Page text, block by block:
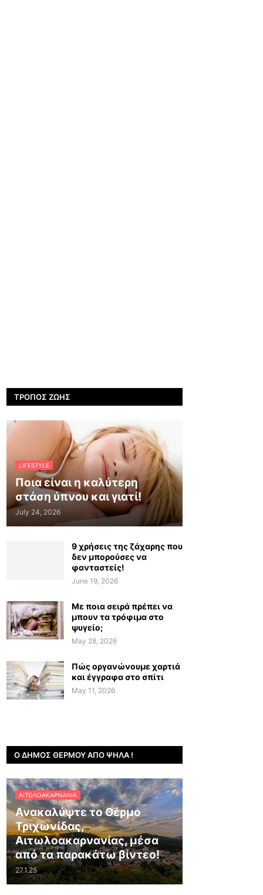
ΤΡΌΠΟΣ ΖΩΉΣ
LIFESTYLE
Ποια είναι η καλύτερη
στάση ύπνου και γιατί!
July 24, 2026
9 χρήσεις της ζάχαρης που
δεν μπορούσες να
φανταστείς!
June 19, 2026
Με ποια σειρά πρέπει να
μπουν τα τρόφιμα στο
ψυγείο;
May 28, 2026
Πώς οργανώνουμε χαρτιά
και έγγραφα στο σπίτι
May 11, 2026
Ο ΔΉΜΟΣ ΘΈΡΜΟΥ ΑΠΌ ΨΗΛΆ !
ΑΙΤΩΛΟΑΚΑΡΝΑΝΊΑ
Ανακαλύψτε το Θέρμο
Τριχωνίδας,
Αιτωλοακαρνανίας, μέσα
από τα παρακάτω βίντεο!
27.1.25